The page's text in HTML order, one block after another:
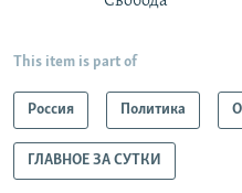
This item is part of
Россия Политика
ГЛАВНОЕ ЗА СУТКИ